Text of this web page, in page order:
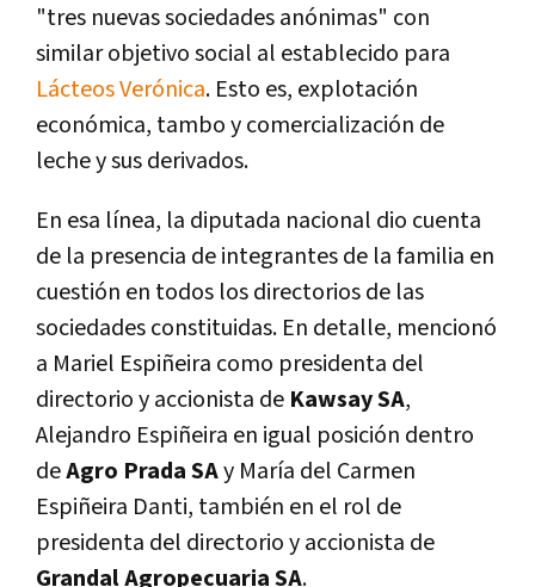
"tres nuevas sociedades anónimas" con
similar objetivo social al establecido para
Lácteos Verónica. Esto es, explotación
económica, tambo y comercialización de
leche y sus derivados.
En esa línea, la diputada nacional dio cuenta
de la presencia de integrantes de la familia en
cuestión en todos los directorios de las
sociedades constituidas. En detalle, mencionó
a Mariel Espiñeira como presidenta del
directorio y accionista de Kawsay SA,
Alejandro Espiñeira en igual posición dentro
deAgro Prada SAy María del Carmen
Espiñeira Danti, también en el rol de
presidenta del directorio y accionista de
Grandal Agropecuaria SA.